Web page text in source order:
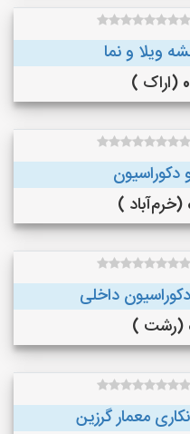
ویلا و نما
)
داخلی
معمار گرزین